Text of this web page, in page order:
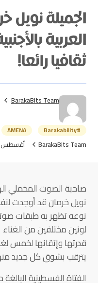
الجميلة نويل
العربية
ثقافيا رائعا!
BarakaBits Team
#Barakability
AMENA
BarakaBits Team أغسطس 1, 2017
صاحبة الصوت المخملي
نويل خرمان قد أوجدت
نوعه تظهر به طبقات
لونين مختلفين من
قدرتها وإتقانها لخمس
يترقب بشوق كل جديد